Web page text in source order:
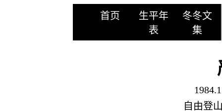
首页
生平年
表
冬冬文
集
自由登